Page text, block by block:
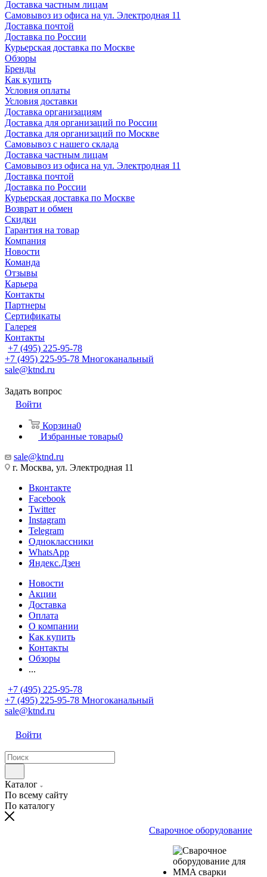
Доставка частным лицам
Самовывоз из офиса на ул. Электродная 11
Доставка почтой
Доставка по России
Курьерская доставка по Москве
Обзоры
Бренды
Как купить
Условия оплаты
Условия доставки
Доставка организациям
Доставка для организаций по России
Доставка для организаций по Москве
Самовывоз с нашего склада
Доставка частным лицам
Самовывоз из офиса на ул. Электродная 11
Доставка почтой
Доставка по России
Курьерская доставка по Москве
Возврат и обмен
Скидки
Гарантия на товар
Компания
Новости
Команда
Отзывы
Карьера
Контакты
Партнеры
Сертификаты
Галерея
Контакты
+7 (495) 225-95-78
+7 (495) 225-95-78 Многоканальный
sale@ktnd.ru
Задать вопрос
Войти
Корзина0
Избранные товары0
sale@ktnd.ru
г. Москва, ул. Электродная 11
Вконтакте
Facebook
Twitter
Instagram
Telegram
Одноклассники
WhatsApp
Яндекс.Дзен
Новости
Акции
Доставка
Оплата
О компании
Как купить
Контакты
Обзоры
...
+7 (495) 225-95-78
+7 (495) 225-95-78 Многоканальный
sale@ktnd.ru
Войти
Каталог
По всему сайту
По каталогу
Сварочное оборудование